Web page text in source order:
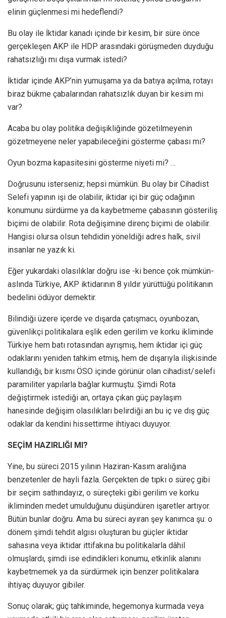
elinin güçlenmesi mi hedeflendi?
Bu olay ile İktidar kanadı içinde bir kesim, bir süre önce
gerçekleşen AKP ile HDP arasındaki görüşmeden duyduğu
rahatsızlığı mı dışa vurmak istedi?
İktidar içinde AKP’nin yumuşama ya da batıya açılma, rotayı
biraz bükme çabalarından rahatsızlık duyan bir kesim mi
var?
Acaba bu olay politika değişikliğinde gözetilmeyenin
gözetmeyene neler yapabileceğini gösterme çabası mı?
Oyun bozma kapasitesini gösterme niyeti mi? …
Doğrusunu isterseniz; hepsi mümkün. Bu olay bir Cihadist
Selefi yapının işi de olabilir, iktidar içi bir güç odağının
konumunu sürdürme ya da kaybetmeme çabasının gösteriliş
biçimi de olabilir. Rota değişimine direnç biçimi de olabilir.
Hangisi olursa olsun tehdidin yöneldiği adres halk, sivil
insanlar ne yazık ki.
Eğer yukardaki olasılıklar doğru ise -ki bence çok mümkün-
aslında Türkiye, AKP iktidarının 8 yıldır yürüttüğü politikanın
bedelini ödüyor demektir.
Bilindiği üzere içerde ve dışarda çatışmacı, oyunbozan,
güvenlikçi politikalara eşlik eden gerilim ve korku ikliminde
Türkiye hem batı rotasından ayrışmış, hem iktidar içi güç
odaklarını yeniden tahkim etmiş, hem de dışarıyla ilişkisinde
kullandığı, bir kısmı ÖSO içinde görünür olan cihadist/selefi
paramiliter yapılarla bağlar kurmuştu. Şimdi Rota
değiştirmek istediği an, ortaya çıkan güç paylaşım
hanesinde değişim olasılıkları belirdiği an bu iç ve dış güç
odaklar da kendini hissettirme ihtiyacı duyuyor.
SEÇİM HAZIRLIĞI MI?
Yine, bu süreci 2015 yılının Haziran-Kasım aralığına
benzetenler de hayli fazla. Gerçekten de tıpkı o süreç gibi
bir seçim sathındayız, o süreçteki gibi gerilim ve korku
ikliminden medet umulduğunu düşündüren işaretler artıyor.
Bütün bunlar doğru. Ama bu süreci ayıran şey kanımca şu: o
dönem şimdi tehdit algısı oluşturan bu güçler iktidar
sahasına veya iktidar ittifakına bu politikalarla dâhil
olmuşlardı, şimdi ise edindikleri konumu, etkinlik alanını
kaybetmemek ya da sürdürmek için benzer politikalara
ihtiyaç duyuyor gibiler.
Sonuç olarak; güç tahkiminde, hegemonya kurmada veya